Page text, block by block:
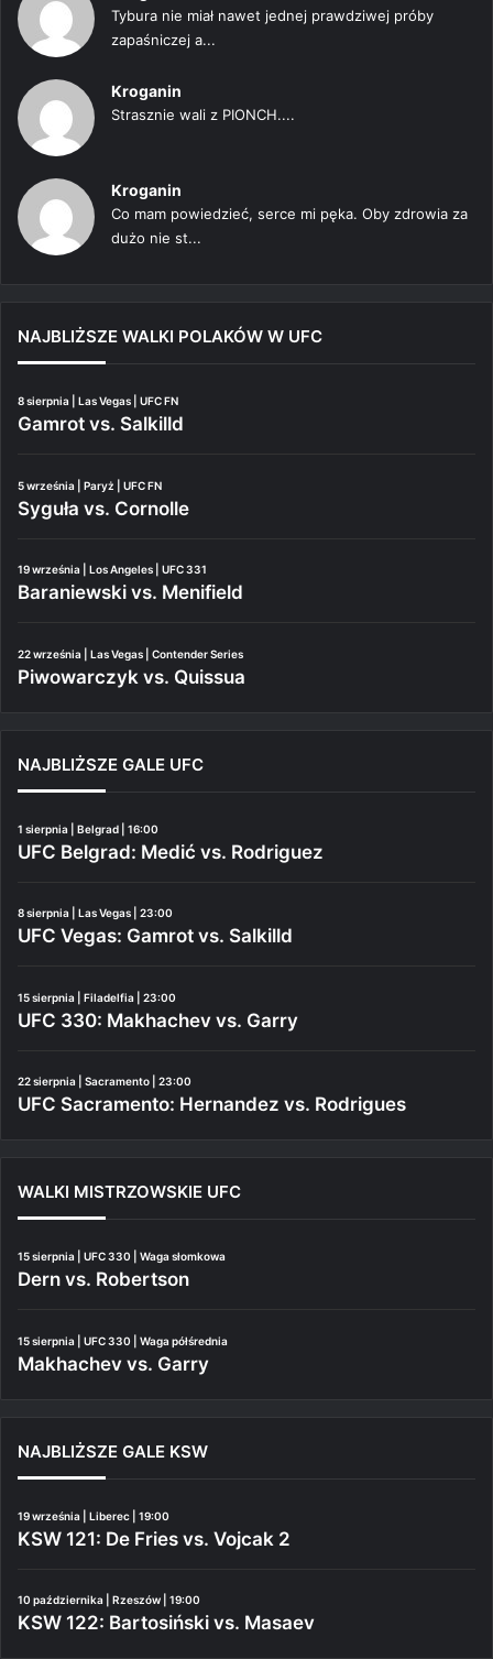
Tybura nie miał nawet jednej prawdziwej próby
zapaśniczej a...
Kroganin
Strasznie wali z PIONCH....
Kroganin
Co mam powiedzieć, serce mi pęka. Oby zdrowia za
dużo nie st...
NAJBLIŻSZE WALKI POLAKÓW W UFC
8 sierpnia | Las Vegas | UFC FN
Gamrot vs. Salkilld
5 września | Paryż | UFC FN
Syguła vs. Cornolle
19 września | Los Angeles | UFC 331
Baraniewski vs. Menifield
22 września | Las Vegas | Contender Series
Piwowarczyk vs. Quissua
NAJBLIŻSZE GALE UFC
1 sierpnia | Belgrad | 16:00
UFC Belgrad: Medić vs. Rodriguez
8 sierpnia | Las Vegas | 23:00
UFC Vegas: Gamrot vs. Salkilld
15 sierpnia | Filadelfia | 23:00
UFC 330: Makhachev vs. Garry
22 sierpnia | Sacramento | 23:00
UFC Sacramento: Hernandez vs. Rodrigues
WALKI MISTRZOWSKIE UFC
15 sierpnia | UFC 330 | Waga słomkowa
Dern vs. Robertson
15 sierpnia | UFC 330 | Waga półśrednia
Makhachev vs. Garry
NAJBLIŻSZE GALE KSW
19 września | Liberec | 19:00
KSW 121: De Fries vs. Vojcak 2
10 października | Rzeszów | 19:00
KSW 122: Bartosiński vs. Masaev